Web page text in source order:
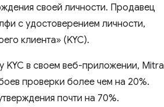
своей личности. Продавец
с удостоверением личности,
клиента» (KYC).
KYC в своем веб-приложении, Mitra
проверки более чем на 20%.
почти на 70%.